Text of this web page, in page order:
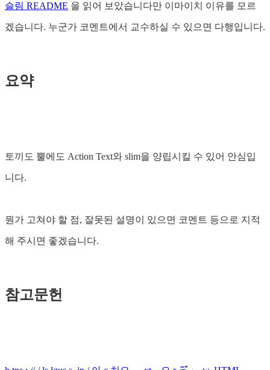
슬림 README 을 읽어 보았습니다만 이마이치 이유를 모르
겠습니다. 누군가 코멘트에서 교수하실 수 있으면 다행입니다.
요약
토끼도 뿔에도 Action Text와 slim을 양립시킬 수 있어 안심입
니다.
뭔가 고쳐야 할 점, 잘못된 설명이 있으면 코멘트 등으로 지적
해 주시면 좋겠습니다.
참고문헌